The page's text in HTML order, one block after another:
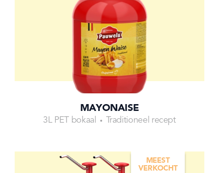
MAYONAISE
3L PET bokaal Traditioneel recept
MEEST
VERKOCHT